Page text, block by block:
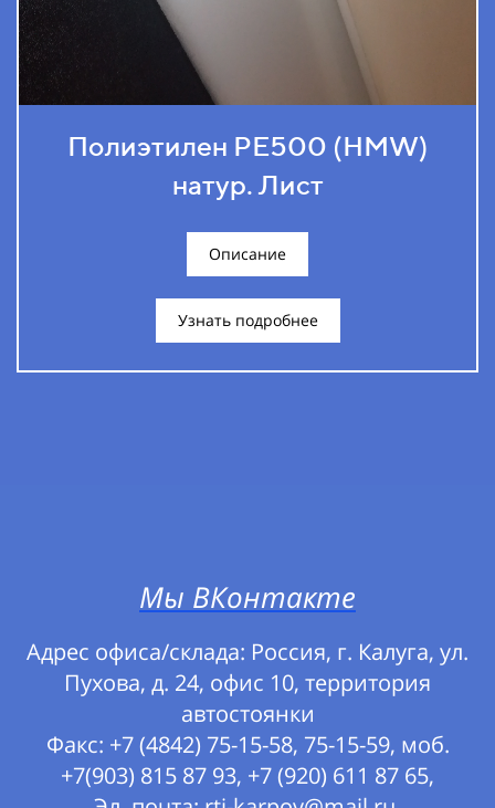
Полиэтилен РЕ500 (HMW)
натур. Лист
Описание
Узнать подробнее
Мы ВКонтакте
Адрес офиса/склада: Россия, г. Калуга, ул.
Пухова, д. 24, офис 10, территория
автостоянки
Факс: +7 (4842) 75-15-58, 75-15-59, моб.
+7(903) 815 87 93, +7 (920) 611 87 65,